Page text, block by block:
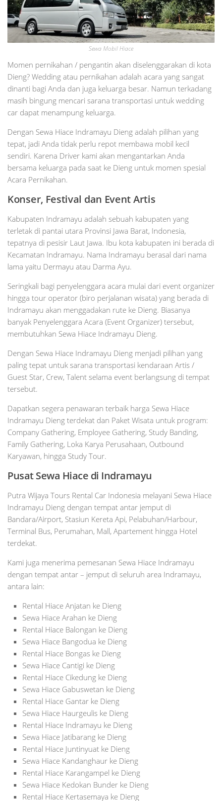
Sewa Mobil Hiace
Momen pernikahan / pengantin akan diselenggarakan di kota
Dieng? Wedding atau pernikahan adalah acara yang sangat
dinanti bagi Anda dan juga keluarga besar. Namun terkadang
masih bingung mencari sarana transportasi untuk wedding
car dapat menampung keluarga.
Dengan Sewa Hiace Indramayu Dieng adalah pilihan yang
tepat, jadi Anda tidak perlu repot membawa mobil kecil
sendiri. Karena Driver kami akan mengantarkan Anda
bersama keluarga pada saat ke Dieng untuk momen spesial
Acara Pernikahan.
Konser, Festival dan Event Artis
Kabupaten Indramayu adalah sebuah kabupaten yang
terletak di pantai utara Provinsi Jawa Barat, Indonesia,
tepatnya di pesisir Laut Jawa. Ibu kota kabupaten ini berada di
Kecamatan Indramayu. Nama Indramayu berasal dari nama
lama yaitu Dermayu atau Darma Ayu.
Seringkali bagi penyelenggara acara mulai dari event organizer
hingga tour operator (biro perjalanan wisata) yang berada di
Indramayu akan menggadakan rute ke Dieng. Biasanya
banyak Penyelenggara Acara (Event Organizer) tersebut,
membutuhkan Sewa Hiace Indramayu Dieng.
Dengan Sewa Hiace Indramayu Dieng menjadi pilihan yang
paling tepat untuk sarana transportasi kendaraan Artis /
Guest Star, Crew, Talent selama event berlangsung di tempat
tersebut.
Dapatkan segera penawaran terbaik harga Sewa Hiace
Indramayu Dieng terdekat dan Paket Wisata untuk program:
Company Gathering, Employee Gathering, Study Banding,
Family Gathering, Loka Karya Perusahaan, Outbound
Karyawan, hingga Study Tour.
Pusat Sewa Hiace di Indramayu
Putra Wijaya Tours Rental Car Indonesia melayani Sewa Hiace
Indramayu Dieng dengan tempat antar jemput di
Bandara/Airport, Stasiun Kereta Api, Pelabuhan/Harbour,
Terminal Bus, Perumahan, Mall, Apartement hingga Hotel
terdekat.
Kami juga menerima pemesanan Sewa Hiace Indramayu
dengan tempat antar – jemput di seluruh area Indramayu,
antara lain:
Rental Hiace Anjatan ke Dieng
Sewa Hiace Arahan ke Dieng
Rental Hiace Balongan ke Dieng
Sewa Hiace Bangodua ke Dieng
Rental Hiace Bongas ke Dieng
Sewa Hiace Cantigi ke Dieng
Rental Hiace Cikedung ke Dieng
Sewa Hiace Gabuswetan ke Dieng
Rental Hiace Gantar ke Dieng
Sewa Hiace Haurgeulis ke Dieng
Rental Hiace Indramayu ke Dieng
Sewa Hiace Jatibarang ke Dieng
Rental Hiace Juntinyuat ke Dieng
Sewa Hiace Kandanghaur ke Dieng
Rental Hiace Karangampel ke Dieng
Sewa Hiace Kedokan Bunder ke Dieng
Rental Hiace Kertasemaya ke Dieng